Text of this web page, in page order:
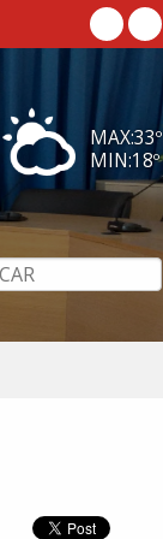
MAX:33º
MIN:18º